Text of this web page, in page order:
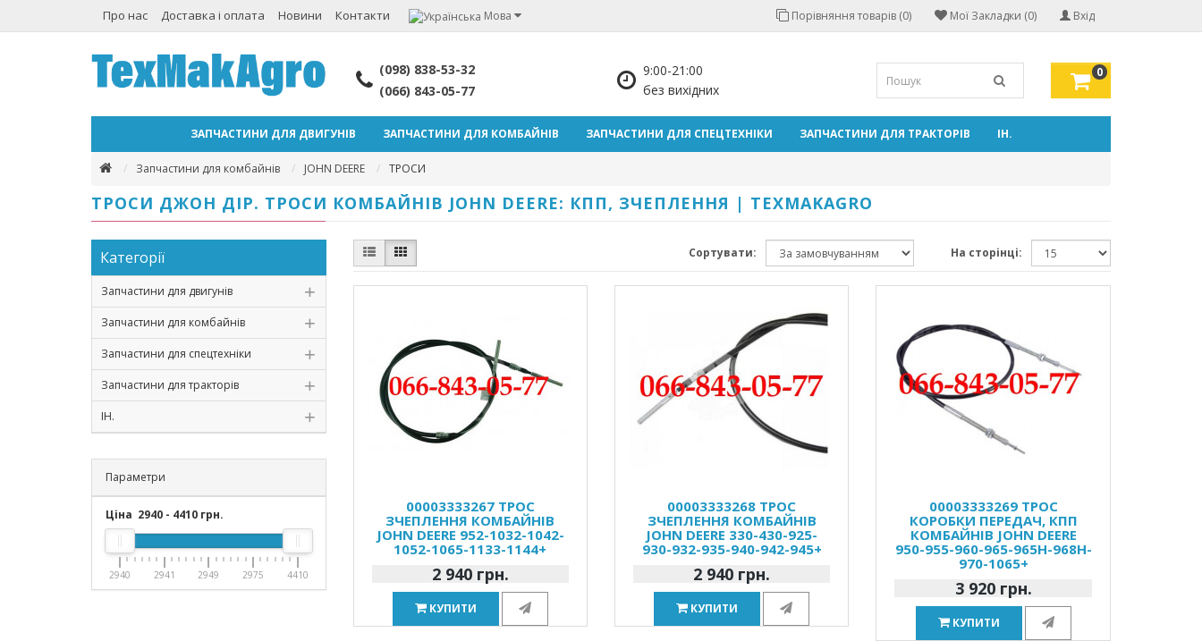
Про нас Доставка і оплата Новини Контакти Мова Вхід
Мої Закладки (0)
Порівняння товарів (0)
(098) 838-53-32
(066) 843-05-77
9:00-21:00
без вихідних
0
ЗАПЧАСТИНИ ДЛЯ ДВИГУНІВ ЗАПЧАСТИНИ ДЛЯ КОМБАЙНІВ ЗАПЧАСТИНИ ДЛЯ СПЕЦТЕХНІКИ ЗАПЧАСТИНИ ДЛЯ ТРАКТОРІВ ІН.
Запчастини для комбайнів JOHN DEERE ТРОСИ
ТРОСИ ДЖОН ДІР. ТРОСИ КОМБАЙНІВ JOHN DEERE: КПП, ЗЧЕПЛЕННЯ | TEXMAKAGRO
Категорії
Запчастини для двигунів
Запчастини для комбайнів
Запчастини для спецтехніки
Запчастини для тракторів
ІН.
Параметри
Ціна 2940 - 4410 грн.
2940 2941 2949 2975 4410
Сортувати: На сторінці:
00003333267 ТРОС
ЗЧЕПЛЕННЯ КОМБАЙНІВ
JOHN DEERE 952-1032-1042-
1052-1065-1133-1144+
2 940 грн.
КУПИТИ
00003333268 ТРОС
ЗЧЕПЛЕННЯ КОМБАЙНІВ
JOHN DEERE 330-430-925-
930-932-935-940-942-945+
2 940 грн.
КУПИТИ
00003333269 ТРОС
КОРОБКИ ПЕРЕДАЧ, КПП
КОМБАЙНІВ JOHN DEERE
950-955-960-965-965H-968H-
970-1065+
3 920 грн.
КУПИТИ